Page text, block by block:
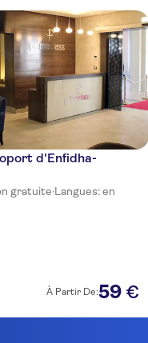
d'Enfidha-
gratuite·Langues: en
À Partir De:59 €